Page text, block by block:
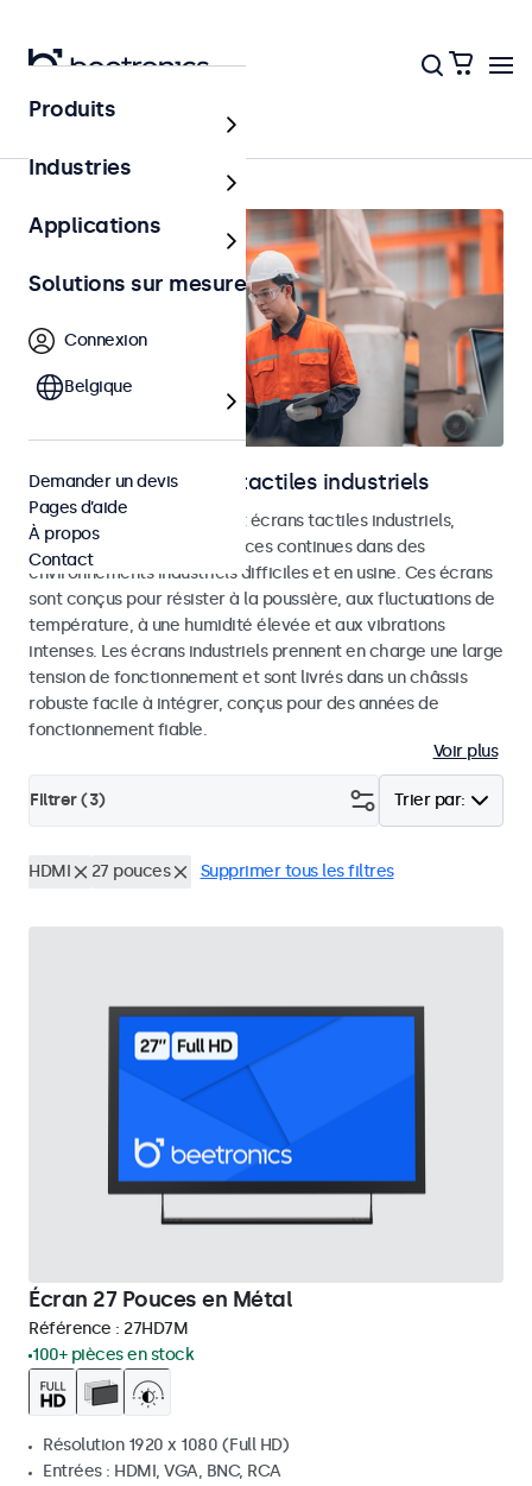
Accueil
Moniteurs et écrans tactiles industriels
Découvrez nos moniteurs et écrans tactiles industriels,
conçus pour des performances continues dans des
environnements industriels difficiles et en usine. Ces écrans
sont conçus pour résister à la poussière, aux fluctuations de
température, à une humidité élevée et aux vibrations
intenses. Les écrans industriels prennent en charge une large
tension de fonctionnement et sont livrés dans un châssis
robuste facile à intégrer, conçus pour des années de
fonctionnement fiable.
Voir plus
Trier par:
Filtrer (3)
HDMI 27 pouces Supprimer tous les filtres
Écran 27 Pouces en Métal
Référence : 27HD7M
100+ pièces en stock
Résolution 1920 x 1080 (Full HD)
Entrées : HDMI, VGA, BNC, RCA
Produits
Industries
Applications
Solutions sur mesure
Connexion
Belgique
Demander un devis
Pages d’aide
À propos
Contact